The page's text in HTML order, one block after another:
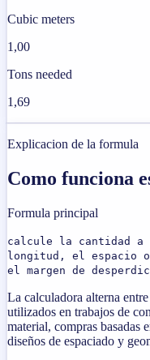
Cubic meters
1,00
Tons needed
1,69
Explicacion de la formula
Como funciona
Formula principal
calcule la cantidad
longitud, el espacio o
el margen de
La calculadora alterna
utilizados en trabajos de
material, compras basadas
diseños de espaciado y